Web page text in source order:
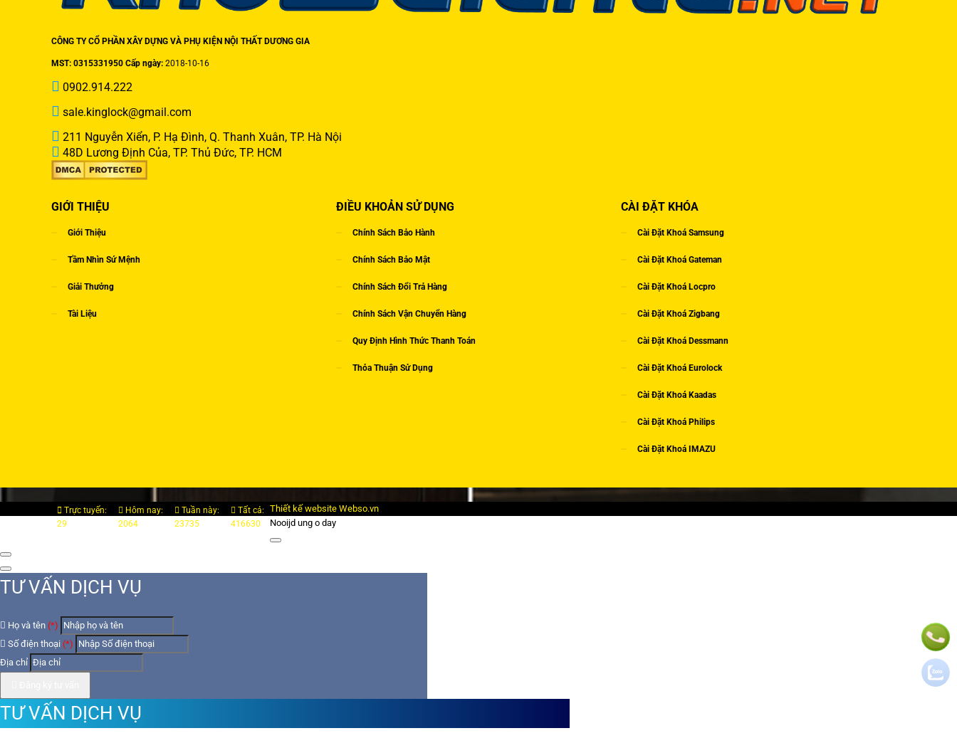
CÔNG TY CỔ PHẦN XÂY DỰNG VÀ PHỤ KIỆN NỘI THẤT DƯƠNG GIA
MST: 0315331950 Cấp ngày: 2018-10-16
0902.914.222
sale.kinglock@gmail.com
211 Nguyễn Xiển, P. Hạ Đình, Q. Thanh Xuân, TP. Hà Nội
48D Lương Định Của, TP. Thủ Đức, TP. HCM
GIỚI THIỆU
Giới Thiệu
Tầm Nhìn Sứ Mệnh
Giải Thưởng
Tài Liệu
ĐIỀU KHOẢN SỬ DỤNG
Chính Sách Bảo Hành
Chính Sách Bảo Mật
Chính Sách Đổi Trả Hàng
Chính Sách Vận Chuyển Hàng
Quy Định Hình Thức Thanh Toán
Thỏa Thuận Sử Dụng
CÀI ĐẶT KHÓA
Cài Đặt Khoá Samsung
Cài Đặt Khoá Gateman
Cài Đặt Khoá Locpro
Cài Đặt Khoá Zigbang
Cài Đặt Khoá Dessmann
Cài Đặt Khoá Eurolock
Cài Đặt Khoá Kaadas
Cài Đặt Khoá Philips
Cài Đặt Khoá IMAZU
Trực tuyến:
29
Hôm nay:
2064
Tuần này:
23735
Tất cả:
416630
Thiết kế website Webso.vn
Nooijd ung o day
TƯ VẤN DỊCH VỤ
Họ và tên (*)
Số điện thoại (*)
Địa chỉ
TƯ VẤN DỊCH VỤ